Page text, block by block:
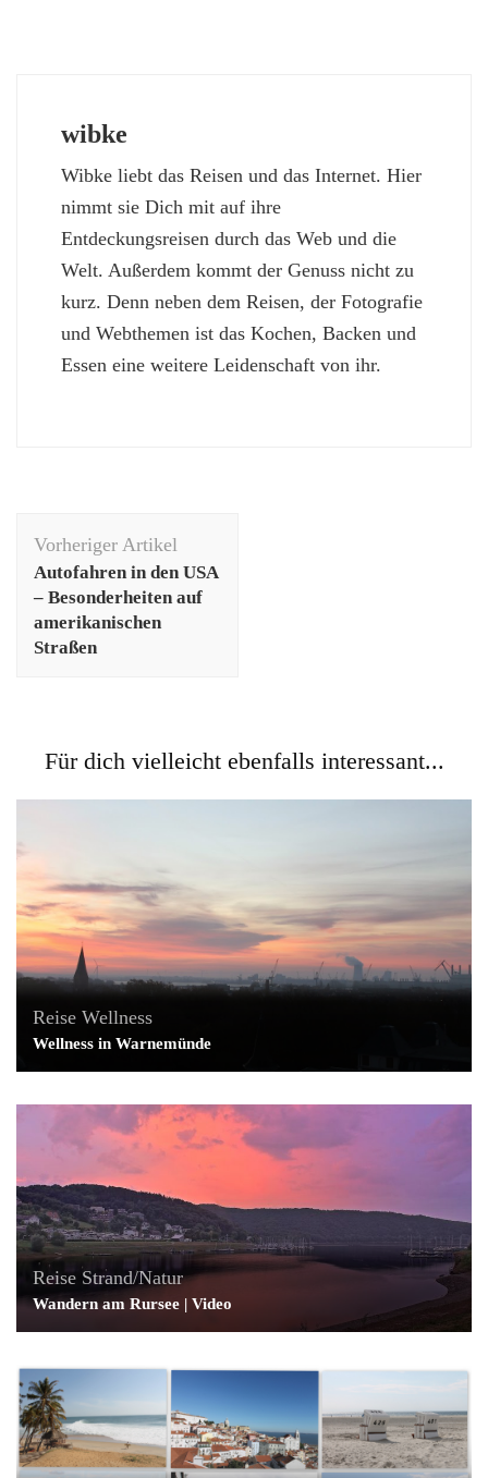
wibke
Wibke liebt das Reisen und das Internet. Hier
nimmt sie Dich mit auf ihre
Entdeckungsreisen durch das Web und die
Welt. Außerdem kommt der Genuss nicht zu
kurz. Denn neben dem Reisen, der Fotografie
und Webthemen ist das Kochen, Backen und
Essen eine weitere Leidenschaft von ihr.
Vorheriger Artikel
Autofahren in den USA
– Besonderheiten auf
amerikanischen
Straßen
Für dich vielleicht ebenfalls interessant...
Reise Wellness
Wellness in Warnemünde
Reise Strand/Natur
Wandern am Rursee | Video